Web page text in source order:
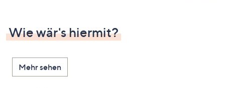
Wie wär's hiermit?
Mehr sehen